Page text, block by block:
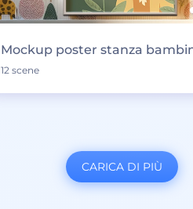
Mockup poster stanza
12 scene
CARICA DI PIÙ